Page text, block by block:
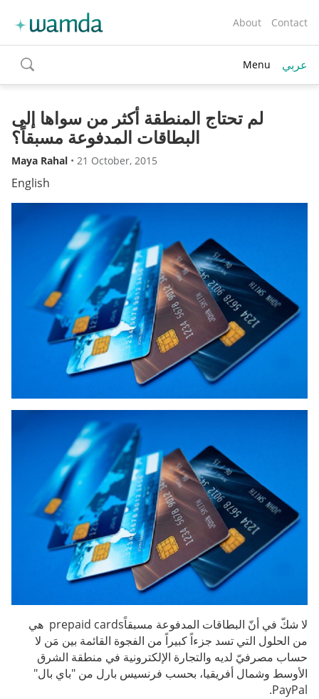
About Contact
toggle
search
Menu عربي
لم تحتاج المنطقة أكثر من سواها إلى
البطاقات المدفوعة مسبقاً؟
Maya Rahal • 21 October, 2015
English
لا شكّ في أنّ البطاقات المدفوعة مسبقاًprepaid cards هي
من الحلول التي تسد جزءاً كبيراً من الفجوة القائمة بين مَن لا
حساب مصرفيّ لديه والتجارة الإلكترونية في منطقة الشرق
الأوسط وشمال أفريقيا، بحسب فرنسيس بارل من "باي بال"
PayPal.